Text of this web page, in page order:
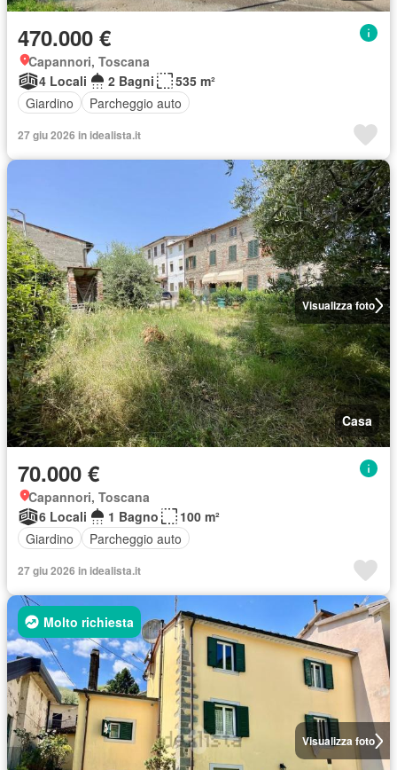
470.000 €
Capannori, Toscana
4 Locali
2 Bagni
535 m²
Giardino
Parcheggio auto
27 giu 2026 in idealista.it
Visualizza foto
Casa
70.000 €
Capannori, Toscana
6 Locali
1 Bagno
100 m²
Giardino
Parcheggio auto
27 giu 2026 in idealista.it
Visualizza foto
Molto richiesta